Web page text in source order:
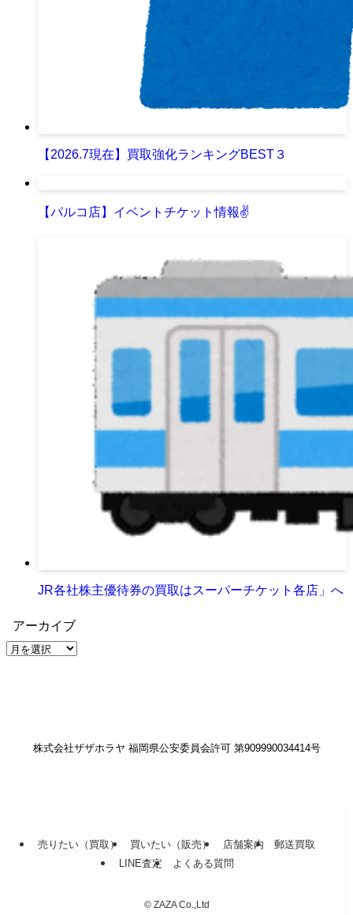
【2026.7現在】買取強化ランキングBEST３
【パルコ店】イベントチケット情報✌
JR各社株主優待券の買取はスーパーチケット各店」へ
アーカイブ
ア
株式会社ザザホラヤ 福岡県公安委員会許可 第909990034414号
売りたい（買取） 買いたい（販売） 店舗案内
郵送買取
LINE査定
よくある質問
©ZAZA Co.,Ltd